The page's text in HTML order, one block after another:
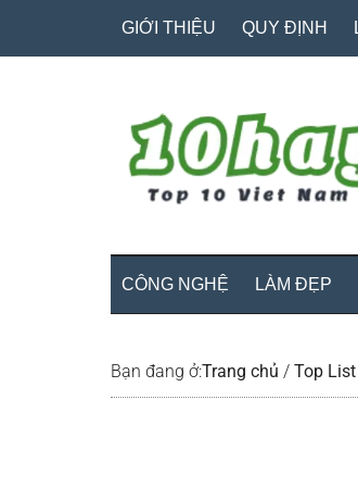
GIỚI THIỆU QUY ĐỊNH
CÔNG NGHỆ LÀM ĐẸP
Bạn đang ở:Trang chủ / Top List